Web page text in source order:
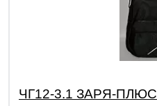
ЧГ12-3.1 ЗАРЯ-ПЛЮС